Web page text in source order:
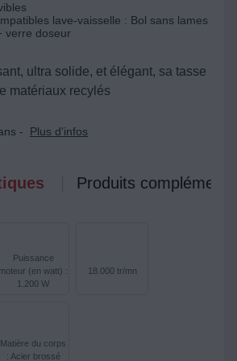
lave-vaisselle : Bol sans lames
verre doseur
ultra solide, et élégant, sa tasse
matériaux recylés
-
Plus d'infos
Produits
Puissance
moteur (en watt) :
1.200 W
18.000 tr/mn
Matière du corps
: Acier brossé